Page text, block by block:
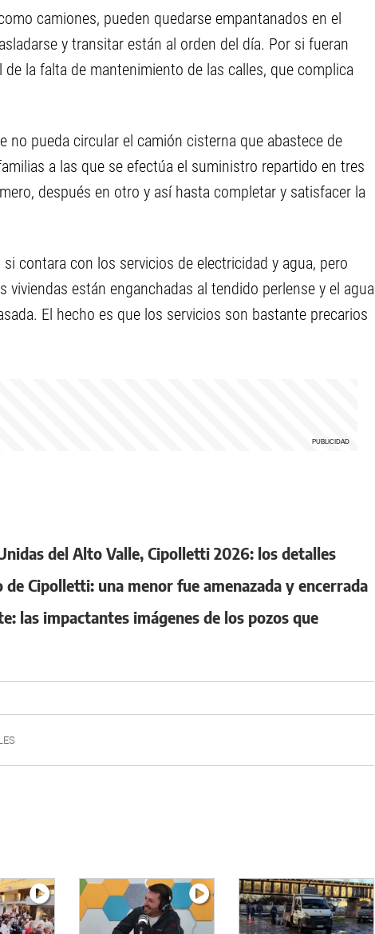
camiones, pueden quedarse empantanados en el
y transitar están al orden del día. Por si fueran
la falta de mantenimiento de las calles, que complica
no pueda circular el camión cisterna que abastece de
a las que se efectúa el suministro repartido en tres
después en otro y así hasta completar y satisfacer la
contara con los servicios de electricidad y agua, pero
están enganchadas al tendido perlense y el agua
El hecho es que los servicios son bastante precarios
del Alto Valle, Cipolletti 2026: los detalles
Cipolletti: una menor fue amenazada y encerrada
las impactantes imágenes de los pozos que